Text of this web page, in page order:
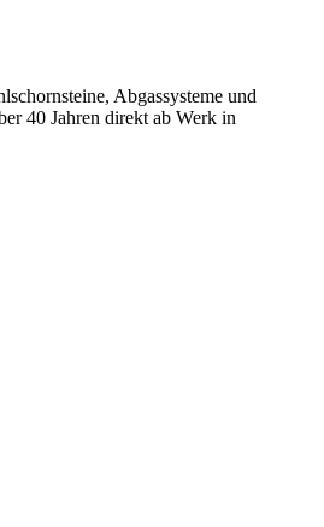
Abgassysteme und
40 Jahren direkt ab Werk in